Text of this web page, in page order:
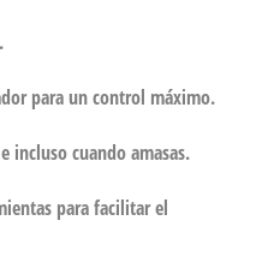
para un control máximo.
incluso cuando amasas.
para facilitar el